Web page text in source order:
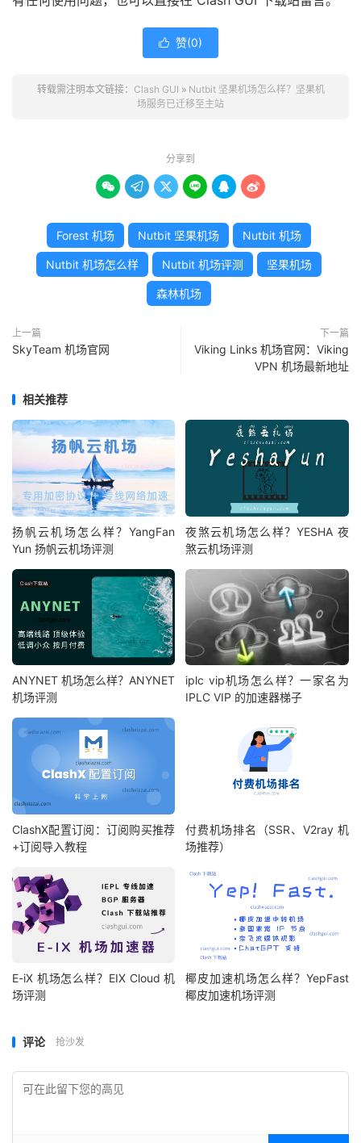
 赞(0)
转载需注明本文链接： Clash GUI » Nutbit 坚果机场怎么样？坚果机
场服务已迁移至主站
分享到
     
Forest 机场 Nutbit 坚果机场 Nutbit 机场
Nutbit 机场怎么样 Nutbit 机场评测 坚果机场
森林机场
上一篇
SkyTeam 机场官网
下一篇
Viking Links 机场官网：Viking
VPN 机场最新地址
相关推荐
扬帆云机场怎么样？YangFan
Yun 扬帆云机场评测
夜煞云机场怎么样？YESHA 夜
煞云机场评测
ANYNET 机场怎么样？ANYNET
机场评测
iplc vip机场怎么样？一家名为
IPLC VIP 的加速器梯子
ClashX配置订阅：订阅购买推荐
+订阅导入教程
付费机场排名（SSR、V2ray 机
场推荐）
E-iX 机场怎么样？EIX Cloud 机
场评测
椰皮加速机场怎么样？YepFast
椰皮加速机场评测
评论 抢沙发